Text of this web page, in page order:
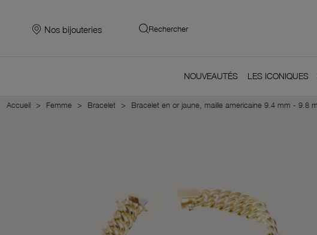
Nos bijouteries Rechercher
NOUVEAUTÉS LES ICONIQUES
Accueil Femme Bracelet Bracelet en or jaune, maille americaine 9.4 mm - 9.8